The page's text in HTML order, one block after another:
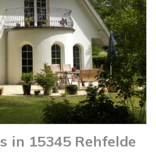
in 15345 Rehfelde